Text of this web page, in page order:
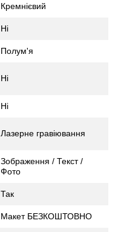
Кремнієвий
Ні
Полум'я
Ні
Ні
Лазерне гравіювання
Зображення / Текст /
Фото
Так
Макет БЕЗКОШТОВНО